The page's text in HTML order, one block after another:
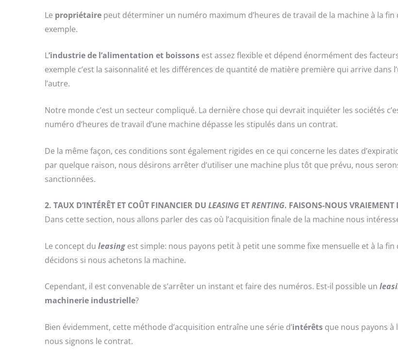
Le propriétaire peut déterminer un numéro maximum d’heures de travail de la machine à la
exemple.
L’industrie de l’alimentation et boissons est assez flexible et dépend énormément des
exemple c’est la saisonnalité et les différences de quantité de matière première qui arrive dans
l’autre.
Notre monde c’est un secteur compliqué. La dernière chose qui devrait inquiéter les sociétés
numéro d’heures de travail d’une machine dépasse les stipulés dans un contrat.
De la même façon, ces conditions sont également rigides en ce qui concerne les dates
par quelque raison, nous désirons arrêter d’utiliser une machine plus tôt que prévu, nous
sanctionnées.
2. TAUX D’INTÉRÊT ET COÛT FINANCIER DU LEASING ETRENTING. FAISONS-NOUS VRAIEMENT
Dans cette section, nous allons parler des cas où l’acquisition finale de la machine nous
Le concept du leasing est simple: nous payons petit à petit une somme fixe mensuelle et à la
décidons si nous achetons la machine.
Cependant, il est convenable de s’arrêter un instant et faire des numéros. Est-il possible un
machinerie industrielle?
Bien évidemment, cette méthode d’acquisition entraîne une série d’intérêts que nous payons à
nous signons le contrat.